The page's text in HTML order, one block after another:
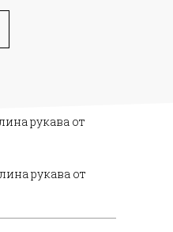
рукава от
рукава от